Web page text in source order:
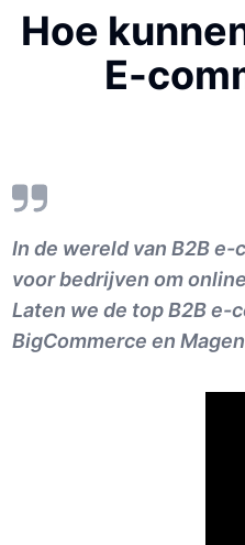
Hoe
E-
In de wereld van B2B
voor bedrijven om
Laten we de top B2B e-
BigCommerce en